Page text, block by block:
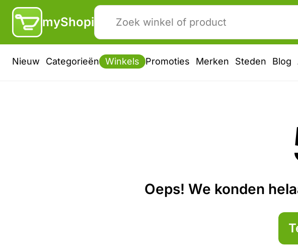
myShopi
Nieuw Categorieën Winkels Promoties Merken Steden Blog
Oeps! We konden